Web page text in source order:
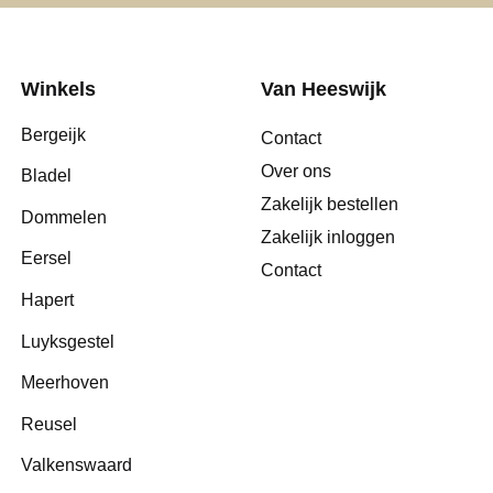
Winkels
Bergeijk
Bladel
Dommelen
Eersel
Hapert
Luyksgestel
Meerhoven
Reusel
Valkenswaard
Van Heeswijk
Contact
Over ons
Zakelijk bestellen
Zakelijk inloggen
Contact